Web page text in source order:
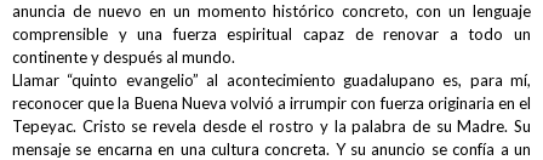
anuncia de nuevo en un momento histórico concreto, con un lenguaje
comprensible y una fuerza espiritual capaz de renovar a todo un
continente y después al mundo.
Llamar “quinto evangelio” al acontecimiento guadalupano es, para mí,
reconocer que la Buena Nueva volvió a irrumpir con fuerza originaria en el
Tepeyac. Cristo se revela desde el rostro y la palabra de su Madre. Su
mensaje se encarna en una cultura concreta. Y su anuncio se confía a un